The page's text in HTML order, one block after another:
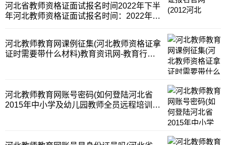
河北省教师资格证面试报名时间2022年下半
年河北教师资格证面试报名时间：2022年12
前报名信息未成功提交的，将不能再报名。
各省考务工作人员将在规定期
河北教师教育网课例征集(河北教师资格证拿
证时需要带什么材料)教育资讯网-教育行业
河北教师教育网账号密码(如何登陆河北省
2015年中小学及幼儿园教师全员远程培训)